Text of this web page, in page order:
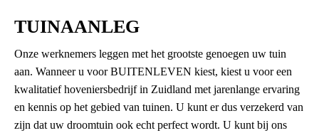
TUINAANLEG
Onze werknemers leggen met het grootste genoegen uw tuin
aan. Wanneer u voor BUITENLEVEN kiest, kiest u voor een
kwalitatief hoveniersbedrijf in Zuidland met jarenlange ervaring
en kennis op het gebied van tuinen. U kunt er dus verzekerd van
zijn dat uw droomtuin ook echt perfect wordt. U kunt bij ons